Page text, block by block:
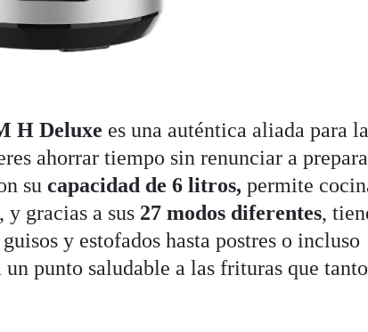
H Deluxe es una auténtica aliada para la
ahorrar tiempo sin renunciar a
sucapacidad de 6 litros, permite
gracias a sus 27 modos diferentes,
y estofados hasta postres o incluso
punto saludable a las frituras que tanto